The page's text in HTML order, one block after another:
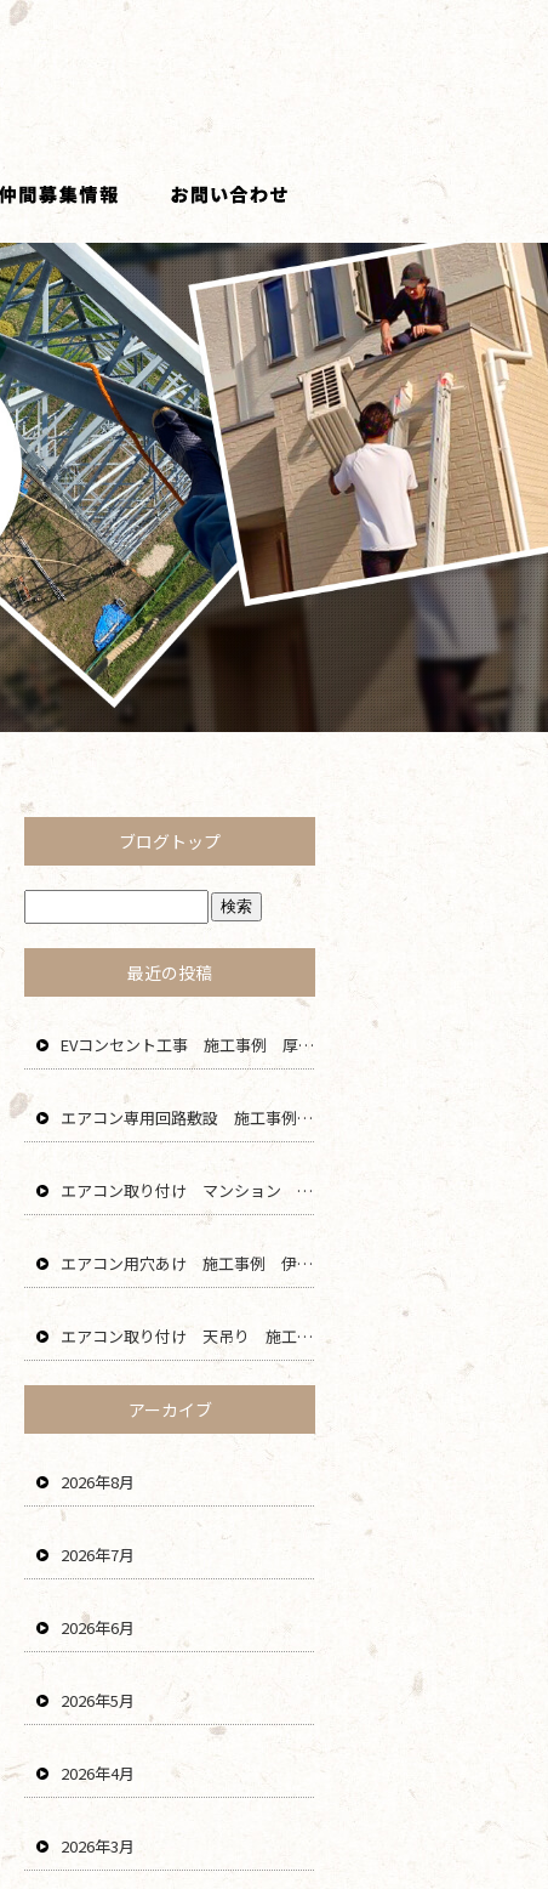
ブログトップ
最近の投稿
EVコンセント工事 施工事例 厚木 綾瀬 大和 海老名 エリア
エアコン専用回路敷設 施工事例 茅ヶ崎 藤沢 寒川 エリア
エアコン取り付け マンション 鎌倉 逗子 藤沢 横浜 エリア
エアコン用穴あけ 施工事例 伊勢原 秦野 平塚 二宮 エリア
エアコン取り付け 天吊り 施工事例 海老名 厚木 大和 綾瀬 エリア
アーカイブ
2026年8月
2026年7月
2026年6月
2026年5月
2026年4月
2026年3月